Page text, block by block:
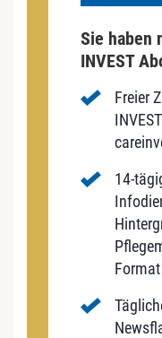
Sie haben
INVEST
Freier
14-
Format